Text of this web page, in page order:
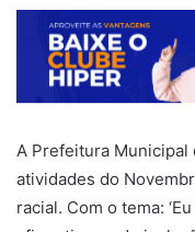
A Prefeitura Municipal
atividades do
racial. Com o tema: